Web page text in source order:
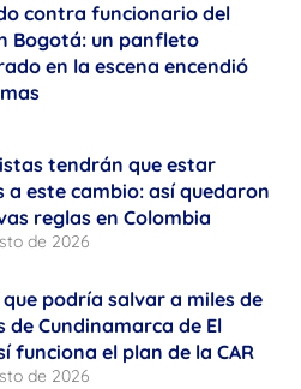
contra funcionario del
Bogotá: un panfleto
en la escena encendió
tendrán que estar
a este cambio: así quedaron
reglas en Colombia
de 2026
que podría salvar a miles de
de Cundinamarca de El
funciona el plan de la CAR
de 2026